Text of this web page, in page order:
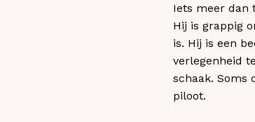
Iets meer dan
Hij is grappig
is. Hij is een
verlegenheid
schaak. Soms
piloot.